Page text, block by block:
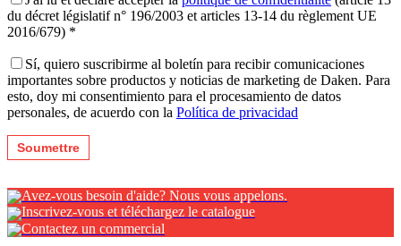
du décret législatif n° 196/2003 et articles 13-14 du règlement UE
2016/679) *
Sí, quiero suscribirme al boletín para recibir comunicaciones
importantes sobre productos y noticias de marketing de Daken. Para
esto, doy mi consentimiento para el procesamiento de datos
personales, de acuerdo con la Política de privacidad
Avez-vous besoin d'aide? Nous vous appelons.
Inscrivez-vous et téléchargez le catalogue
Contactez un commercial